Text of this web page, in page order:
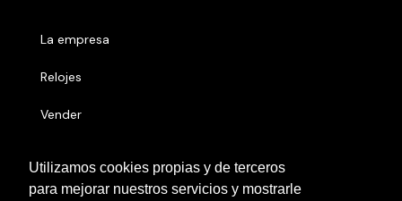
Utilizamos cookies propias y de terceros
para mejorar nuestros servicios y mostrarle
La empresa
Relojes
Vender
Otras localidades